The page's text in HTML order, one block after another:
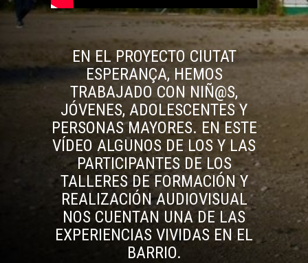
EN EL PROYECTO CIUTAT
ESPERANÇA, HEMOS
TRABAJADO CON NIÑ@S,
JÓVENES, ADOLESCENTES Y
PERSONAS MAYORES. EN ESTE
VÍDEO ALGUNOS DE LOS Y LAS
PARTICIPANTES DE LOS
TALLERES DE FORMACIÓN Y
REALIZACIÓN AUDIOVISUAL
NOS CUENTAN UNA DE LAS
EXPERIENCIAS VIVIDAS EN EL
BARRIO.